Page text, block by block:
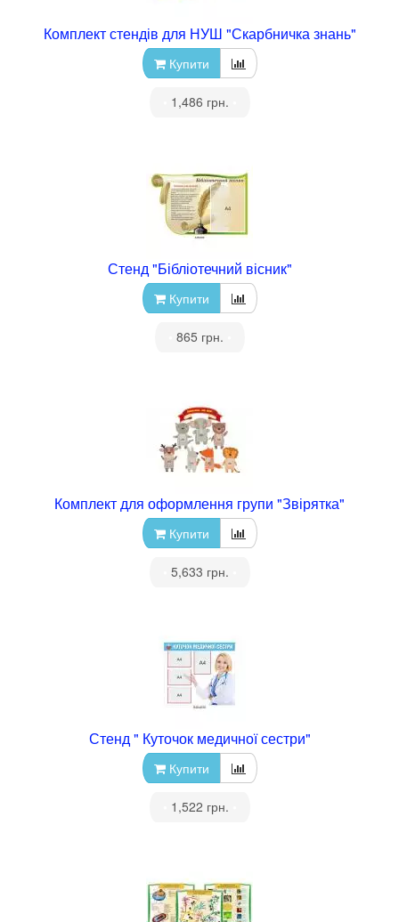
Комплект стендів для НУШ "Скарбничка знань"
Купити
1,486 грн.
Стенд "Бібліотечний вісник"
Купити
865 грн.
Комплект для оформлення групи "Звірятка"
Купити
5,633 грн.
Стенд " Куточок медичної сестри"
Купити
1,522 грн.